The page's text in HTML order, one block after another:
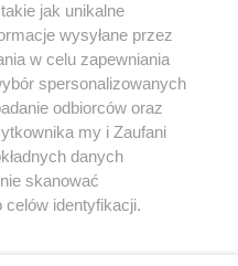
Instagram Youtube
jak unikalne
wysyłane przez
w celu zapewniania
spersonalizowanych
odbiorców oraz
my i Zaufani
danych
skanować
identyfikacji.